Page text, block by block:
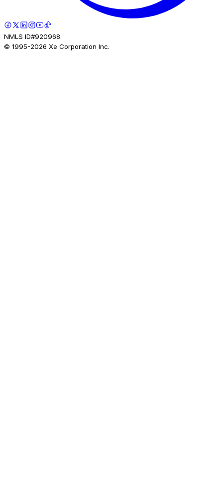
NMLS ID#920968.
© 1995-2026 Xe Corporation Inc.